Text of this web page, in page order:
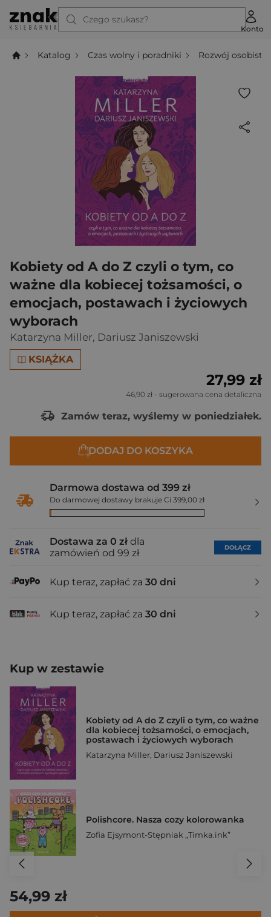
Czego szukasz?
Konto
Katalog Czas wolny i poradniki Rozwój osobisty
Kobiety od A do Z czyli o tym, co
ważne dla kobiecej tożsamości, o
emocjach, postawach i życiowych
wyborach
Katarzyna Miller, Dariusz Janiszewski
KSIĄŻKA
27,99 zł
46,90 zł - sugerowana cena detaliczna
Zamów teraz, wyślemy w poniedziałek.
DODAJ DO KOSZYKA
Darmowa dostawa od 399 zł
Do darmowej dostawy brakuje Ci 399,00 zł
Dostawa za 0 zł dla
zamówień od 99 zł
DOŁĄCZ
Kup teraz, zapłać za 30 dni
Kup teraz, zapłać za 30 dni
Kup w zestawie
Kobiety od A do Z czyli o tym, co ważne
dla kobiecej tożsamości, o emocjach,
postawach i życiowych wyborach
Katarzyna Miller, Dariusz Janiszewski
Polishcore. Nasza cozy kolorowanka
Zofia Ejsymont-Stępniak „Timka.ink”
54,99 zł